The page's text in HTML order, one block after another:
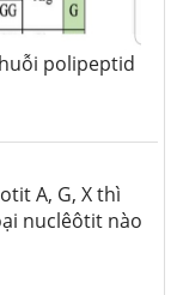
polipeptid
A, G, X thì
nuclêôtit nào